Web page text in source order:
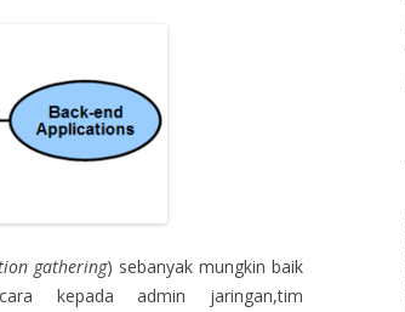
gathering) sebanyak mungkin baik
kepada admin jaringan,tim